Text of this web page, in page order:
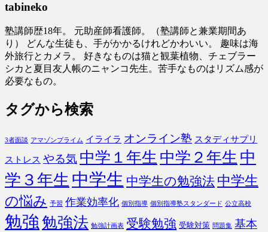
tabineko
塾講師歴18年。 元助産師看護師。（塾講師と兼業期間あ
り） どんな生徒も、手がかかるけれどかわいい。 趣味は海
外旅行とカメラ。 好きなものは猫と観葉植物、チェブラー
シカと夏目友人帳のニャンコ先生。苦手なものはリズム感が
必要なもの。
タグから検索
3者面談 アマゾンプライム イライラ オンライン塾 スタディサプリ
ストレス やる気 中学１年生 中学２年生 中
学３年生 中学生 中学生の勉強法 中学生
の悩み 予習 作業効率化 個別指導 個別指導塾スタンダード 公立高校
勉強勉強法 勉強計画表 受験勉強 受験対策 問題集 基本